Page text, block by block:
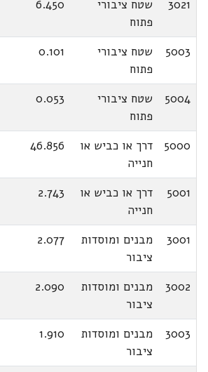
3021
שטח ציבורי
פתוח
6.450
5003
שטח ציבורי
פתוח
0.101
5004
שטח ציבורי
פתוח
0.053
5000
דרך או כביש או
חנייה
46.856
5001
דרך או כביש או
חנייה
2.743
3001
מבנים ומוסדות
ציבור
2.077
3002
מבנים ומוסדות
ציבור
2.090
3003
מבנים ומוסדות
ציבור
1.910